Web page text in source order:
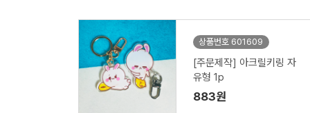
상품번호 601609
[주문제작] 아크릴키링 자
유형 1p
883원